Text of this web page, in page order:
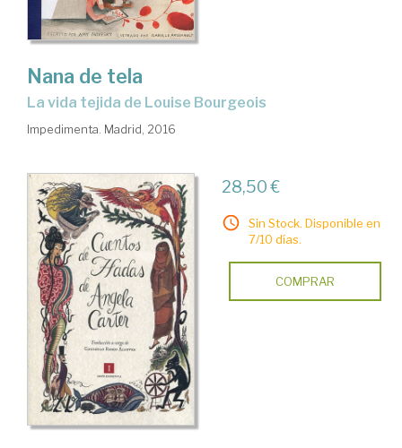
Nana de tela
la vida tejida de Louise Bourgeois
Impedimenta. Madrid, 2016
28,50 €
Sin Stock. Disponible en
7/10 días.
COMPRAR